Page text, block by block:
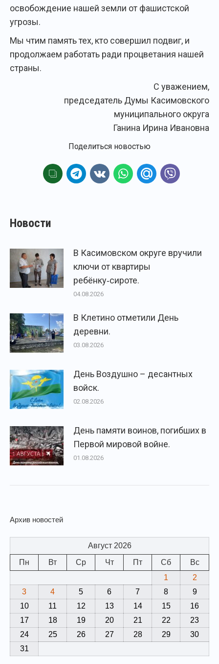
освобождение нашей земли от фашистской
угрозы.
Мы чтим память тех, кто совершил подвиг, и
продолжаем работать ради процветания нашей
страны.
С уважением,
председатель Думы Касимовского
муниципального округа
Ганина Ирина Ивановна
Поделиться новостью
Новости
В Касимовском округе вручили
ключи от квартиры
ребёнку‑сироте.
04.08.2026
В Клетино отметили День
деревни.
03.08.2026
День Воздушно – десантных
войск.
02.08.2026
День памяти воинов, погибших в
Первой мировой войне.
01.08.2026
Архив новостей
Август 2026
Пн
Вт Ср Чт Пт Сб
Вс
1
2
3
4 5 6 7 8
9
10
11 12 13 14 15
16
17
18 19 20 21 22
23
24
25 26 27 28 29
30
31